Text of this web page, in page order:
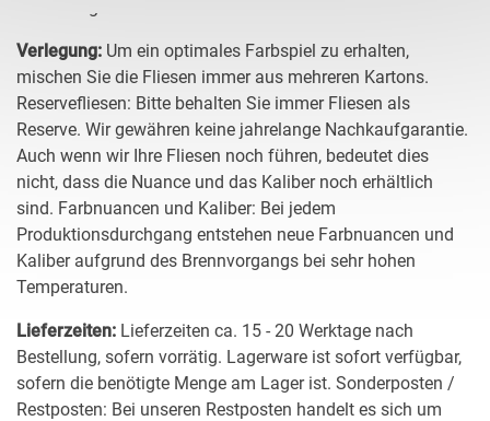
Verlegung: Um ein optimales Farbspiel zu erhalten,
mischen Sie die Fliesen immer aus mehreren Kartons.
Reservefliesen: Bitte behalten Sie immer Fliesen als
Reserve. Wir gewähren keine jahrelange Nachkaufgarantie.
Auch wenn wir Ihre Fliesen noch führen, bedeutet dies
nicht, dass die Nuance und das Kaliber noch erhältlich
sind. Farbnuancen und Kaliber: Bei jedem
Produktionsdurchgang entstehen neue Farbnuancen und
Kaliber aufgrund des Brennvorgangs bei sehr hohen
Temperaturen.
Lieferzeiten: Lieferzeiten ca. 15 - 20 Werktage nach
Bestellung, sofern vorrätig. Lagerware ist sofort verfügbar,
sofern die benötigte Menge am Lager ist. Sonderposten /
Restposten: Bei unseren Restposten handelt es sich um
1P_JAR .google.com
für Nutzer relevante
Berichte zur
Kampagnenleistung zu
verbessern oder um zu
vermeiden, dass ein Nutzer
dieselben Anzeigen
mehrmals sieht.
ANID .google.com
verwenden, um Anzeigen
für Nutzer, Publisher und
Informationen darüber, wie
der Endbenutzer die
Website verwendet und